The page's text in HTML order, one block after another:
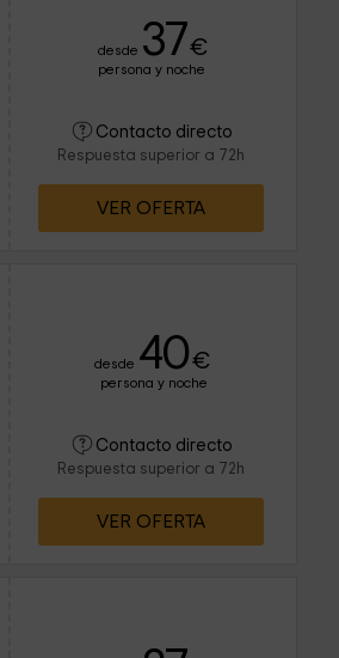
desde 37€
persona y noche
Contacto directo
Respuesta superior a 72h
VER OFERTA
desde 40€
persona y noche
Contacto directo
Respuesta superior a 72h
VER OFERTA